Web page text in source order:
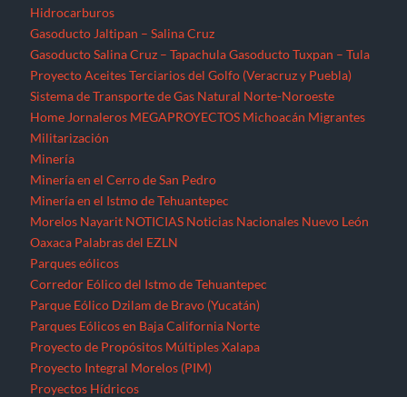
OaxacaPalabras del EZLN
Parques eólicos
Corredor Eólico del Istmo de Tehuantepec
Parque Eólico Dzilam de Bravo (Yucatán)
Parques Eólicos en Baja California Norte
Proyecto de Propósitos Múltiples Xalapa
Proyecto Integral Morelos (PIM)
Proyectos Hídricos
Acueducto El Realito (SLP)
Acueducto Independencia (Sonora)
Acueducto Río San Pedro (Guerrero)
Hidroeléctrica La Parota (Guerrero)
Hidroeléctrica Las Cruces (Nayarit)
Hidroeléctrica Paso de la Reina (Oaxaca)
Hidroeléctrica Paso de la Reina (Oaxaca)
Hidroeléctricas en la Sierra Norte de Puebla
Presa La Maroma (SLP) Presa Los Pilares (Sonora)
Presa Picachos (Sinaloa)
Presa y Acueducto del Zapotillo (Jalisco)